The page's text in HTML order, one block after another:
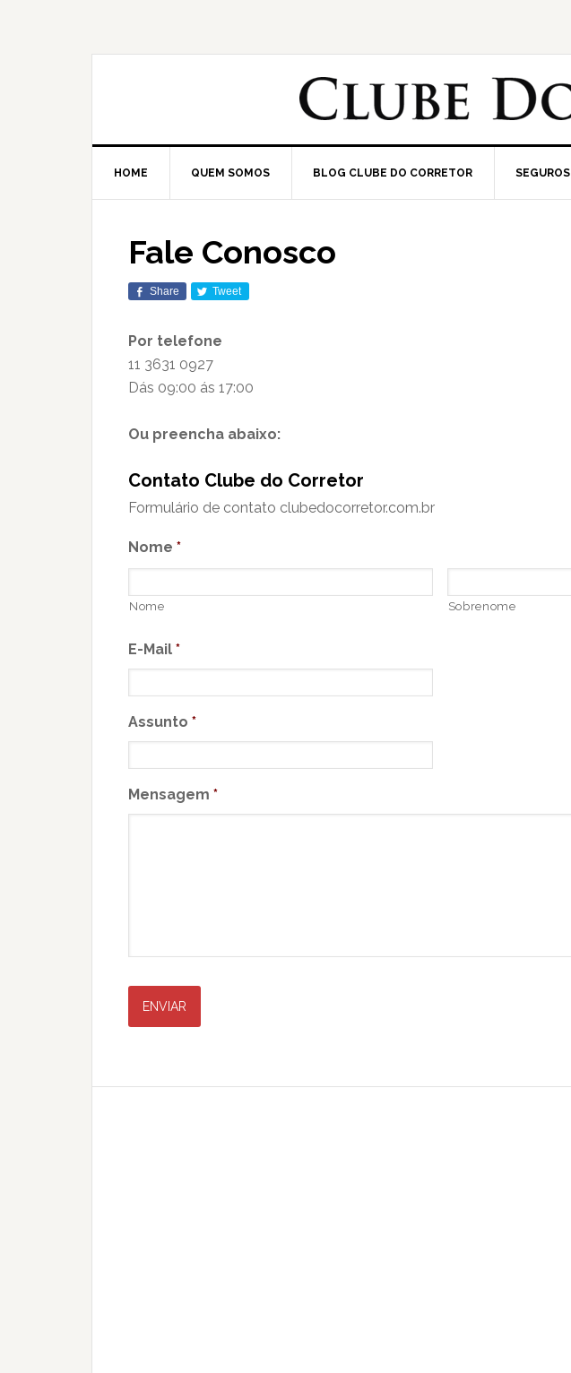
HOME QUEM SOMOS BLOG CLUBE DO CORRETOR SEGUROS
Fale Conosco
Share Tweet
Por telefone
11 3631 0927
Dás 09:00 ás 17:00
Ou preencha abaixo:
Contato Clube do Corretor
Formulário de contato clubedocorretor.com.br
Nome *
Nome Sobrenome
E-Mail *
Assunto *
Mensagem *